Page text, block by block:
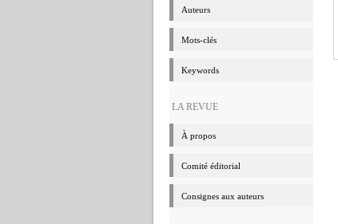
Auteurs
Mots-clés
Keywords
LA REVUE
à propos
Comité éditorial
Consignes aux auteurs